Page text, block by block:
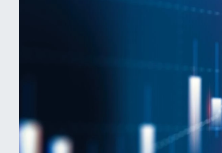
Ekonomik Takvim